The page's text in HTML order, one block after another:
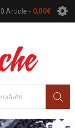
0 Article - 0,00€